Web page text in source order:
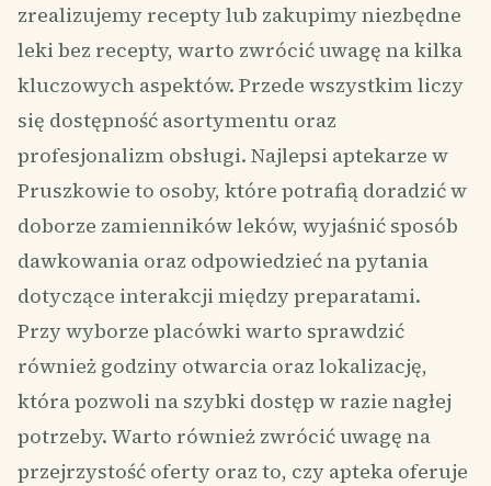
zrealizujemy recepty lub zakupimy niezbędne
leki bez recepty, warto zwrócić uwagę na kilka
kluczowych aspektów. Przede wszystkim liczy
się dostępność asortymentu oraz
profesjonalizm obsługi. Najlepsi aptekarze w
Pruszkowie to osoby, które potrafią doradzić w
doborze zamienników leków, wyjaśnić sposób
dawkowania oraz odpowiedzieć na pytania
dotyczące interakcji między preparatami.
Przy wyborze placówki warto sprawdzić
również godziny otwarcia oraz lokalizację,
która pozwoli na szybki dostęp w razie nagłej
potrzeby. Warto również zwrócić uwagę na
przejrzystość oferty oraz to, czy apteka oferuje